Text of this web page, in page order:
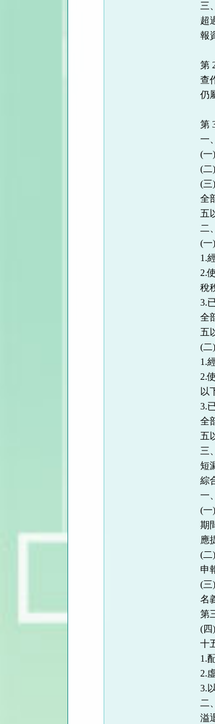
三
超
報
第
查
仍
第
一
(一
(二
(三
全
五
二
(一
1.
2.
稅
3.
全
五
(二
1.
2.
以
3.
全
五
三
短
綜
一
(一
期
應
(二
申
(三
名
第
(四
十
1.
2.
3.
二
溢